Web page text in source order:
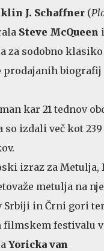
J. Schaffner (
Steve McQueen
za sodobno klasiko
prodajanih biografij
kar 21 tednov
so izdali več kot
izraz za Metulja,
metulja na
Srbiji in Črni gori
festivalu v
Yoricka van